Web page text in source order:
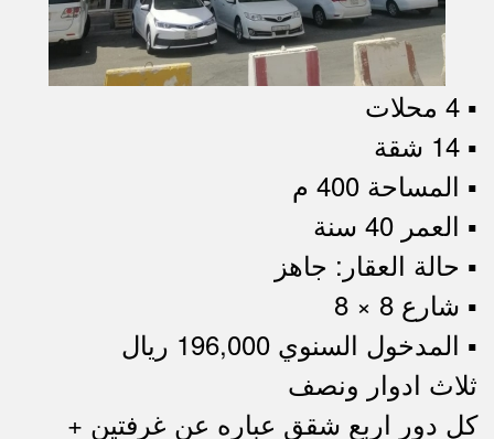
▪︎ 4 محلات
▪︎ 14 شقة
▪︎ المساحة 400 م
▪︎ العمر 40 سنة
▪︎ حالة العقار: جاهز
▪︎ شارع 8 × 8
▪︎ المدخول السنوي 196,000 ريال
ثلاث ادوار ونصف
كل دور اربع شقق عباره عن غرفتين +